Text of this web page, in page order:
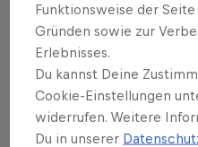
um eine Fingerspitze
Frédéric Chapuis und
Bischofberger durch.
noch einmal im Player
versprechen dir:
nie!
Funktionsweise der
Gründen sowie zur
Erlebnisses.
Du kannst Deine
Cookie-Einstellungen
widerrufen. Weitere
Du in unserer